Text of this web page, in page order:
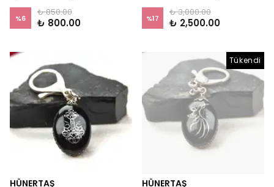
%6
₺ 850.00
₺ 800.00 %17
₺ 3,000.00
₺ 2,500.00
HÜNERTAŞ
Tükendi
HÜNERTAŞ